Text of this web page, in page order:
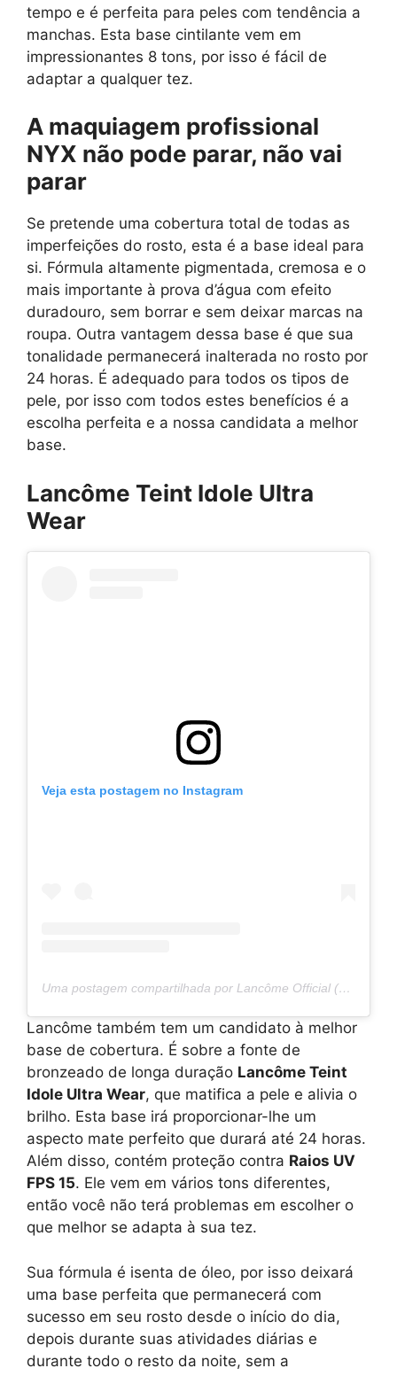
tempo e é perfeita para peles com tendência a
manchas. Esta base cintilante vem em
impressionantes 8 tons, por isso é fácil de
adaptar a qualquer tez.
A maquiagem profissional
NYX não pode parar, não vai
parar
Se pretende uma cobertura total de todas as
imperfeições do rosto, esta é a base ideal para
si. Fórmula altamente pigmentada, cremosa e o
mais importante à prova d’água com efeito
duradouro, sem borrar e sem deixar marcas na
roupa. Outra vantagem dessa base é que sua
tonalidade permanecerá inalterada no rosto por
24 horas. É adequado para todos os tipos de
pele, por isso com todos estes benefícios é a
escolha perfeita e a nossa candidata a melhor
base.
Lancôme Teint Idole Ultra
Wear
Veja esta postagem no Instagram
Uma postagem compartilhada por Lancôme Official (@lancomeofficial)
Lancôme também tem um candidato à melhor
base de cobertura. É sobre a fonte de
bronzeado de longa duração Lancôme Teint
Idole Ultra Wear, que matifica a pele e alivia o
brilho. Esta base irá proporcionar-lhe um
aspecto mate perfeito que durará até 24 horas.
Além disso, contém proteção contra Raios UV
FPS 15. Ele vem em vários tons diferentes,
então você não terá problemas em escolher o
que melhor se adapta à sua tez.
Sua fórmula é isenta de óleo, por isso deixará
uma base perfeita que permanecerá com
sucesso em seu rosto desde o início do dia,
depois durante suas atividades diárias e
durante todo o resto da noite, sem a